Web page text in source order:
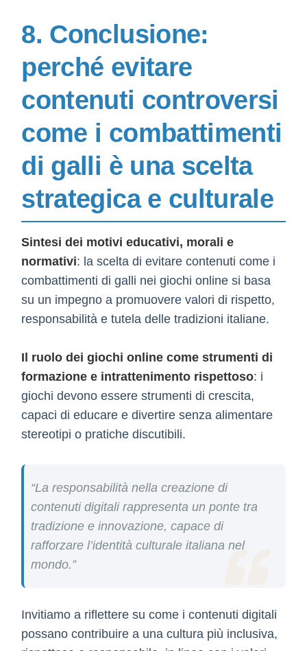
8. Conclusione:
perché evitare
contenuti controversi
come i combattimenti
di galli è una scelta
strategica e culturale
Sintesi dei motivi educativi, morali e
normativi: la scelta di evitare contenuti come i
combattimenti di galli nei giochi online si basa
su un impegno a promuovere valori di rispetto,
responsabilità e tutela delle tradizioni italiane.
Il ruolo dei giochi online come strumenti di
formazione e intrattenimento rispettoso: i
giochi devono essere strumenti di crescita,
capaci di educare e divertire senza alimentare
stereotipi o pratiche discutibili.
“La responsabilità nella creazione di
contenuti digitali rappresenta un ponte tra
tradizione e innovazione, capace di
rafforzare l’identità culturale italiana nel
mondo.”
Invitiamo a riflettere su come i contenuti digitali
possano contribuire a una cultura più inclusiva,